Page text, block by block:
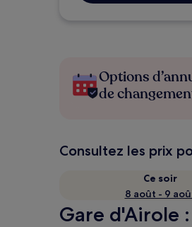
Options
de
Consultez les prix
Ce soir
8 août - 9
Gare d'Airole